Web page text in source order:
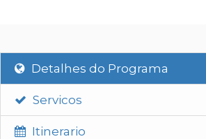
Detalhes do Programa
Servicos
Itinerario